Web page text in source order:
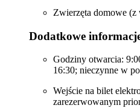
Zwierzęta domowe
Dodatkowe
Godziny otwarcia:
16:30; nieczynne w
Wejście na bilet
zarezerwowanym